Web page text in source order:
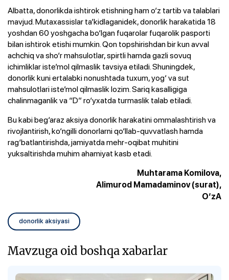
Albatta, donorlikda ishtirok etishning ham o‘z tartib va talablari
mavjud. Mutaxassislar ta’kidlaganidek, donorlik harakatida 18
yoshdan 60 yoshgacha bo‘lgan fuqarolar fuqarolik pasporti
bilan ishtirok etishi mumkin. Qon topshirishdan bir kun avval
achchiq va sho‘r mahsulotlar, spirtli hamda gazli sovuq
ichimliklar iste’mol qilmaslik tavsiya etiladi. Shuningdek,
donorlik kuni ertalabki nonushtada tuxum, yog‘ va sut
mahsulotlari iste’mol qilmaslik lozim. Sariq kasalligiga
chalinmaganlik va “D” ro‘yxatda turmaslik talab etiladi.
Bu kabi beg‘araz aksiya donorlik harakatini ommalashtirish va
rivojlantirish, ko‘ngilli donorlarni qo‘llab-quvvatlash hamda
rag‘batlantirishda, jamiyatda mehr-oqibat muhitini
yuksaltirishda muhim ahamiyat kasb etadi.
Muhtarama Komilova,
Alimurod Mamadaminov (surat),
O‘zA
donorlik aksiyasi
Mavzuga oid boshqa xabarlar